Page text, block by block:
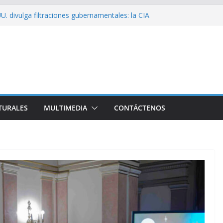
divulga filtraciones gubernamentales: la CIA
para el país
sobre EE. UU.: ¿Será real el miedo?
MULTIMEDIA CONTÁCTENOS